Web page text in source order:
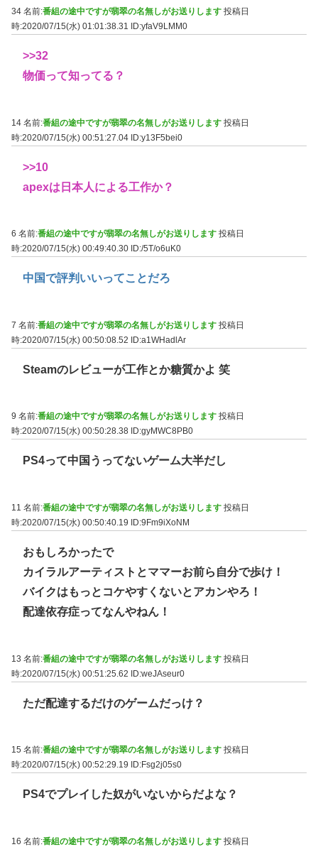
34 名前:番組の途中ですが翡翠の名無しがお送りします 投稿日
時:2020/07/15(水) 01:01:38.31
ID:yfaV9LMM0
>>32
物価って知ってる？
14 名前:番組の途中ですが翡翠の名無しがお送りします 投稿日
時:2020/07/15(水) 00:51:27.04 ID:y13F5bei0
>>10
apexは日本人による工作か？
6 名前:番組の途中ですが翡翠の名無しがお送りします 投稿日
時:2020/07/15(水) 00:49:40.30 ID:/5T/o6uK0
中国で評判いいってことだろ
7 名前:番組の途中ですが翡翠の名無しがお送りします 投稿日
時:2020/07/15(水) 00:50:08.52 ID:a1WHadlAr
Steamのレビューが工作とか糖質かよ 笑
9 名前:番組の途中ですが翡翠の名無しがお送りします 投稿日
時:2020/07/15(水) 00:50:28.38 ID:gyMWC8PB0
PS4って中国うってないゲーム大半だし
11 名前:番組の途中ですが翡翠の名無しがお送りします 投稿日
時:2020/07/15(水) 00:50:40.19
ID:9Fm9iXoNM
おもしろかったで
カイラルアーティストとママーお前ら自分で歩け！
バイクはもっとコケやすくないとアカンやろ！
配達依存症ってなんやねん！
13 名前:番組の途中ですが翡翠の名無しがお送りします 投稿日
時:2020/07/15(水) 00:51:25.62 ID:weJAseur0
ただ配達するだけのゲームだっけ？
15 名前:番組の途中ですが翡翠の名無しがお送りします 投稿日
時:2020/07/15(水) 00:52:29.19
ID:Fsg2j05s0
PS4でプレイした奴がいないからだよな？
16 名前:番組の途中ですが翡翠の名無しがお送りします 投稿日